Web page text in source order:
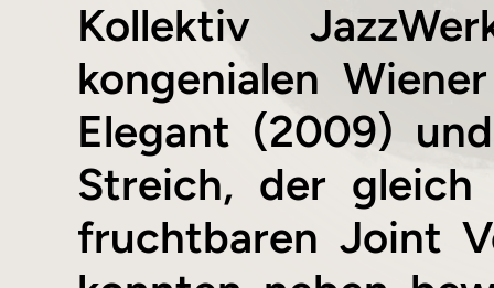
Kollektiv
kongenialen
Elegant (2009)
Streich, der
fruchtbaren Joint